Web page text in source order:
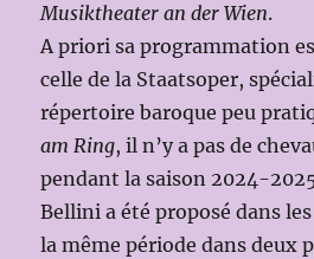
Musiktheater an der Wien.
A priori sa programmation
celle de la Staatsoper,
répertoire baroque peu
am Ring, il n’y a pas de
pendant la saison 2024-
Bellini a été proposé dans
la même période dans deux